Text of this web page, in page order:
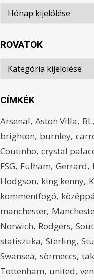
Archívum
ROVATOK
Rovatok
CÍMKÉK
Arsenal Aston Villa BL
brighton burnley
Coutinho crystal
FSG Fulham Gerrard
Hodgson king kenny
kommentfogó
manchester
Norwich Rodgers
statisztika Sterling
Swansea sörmeccs
Tottenham united